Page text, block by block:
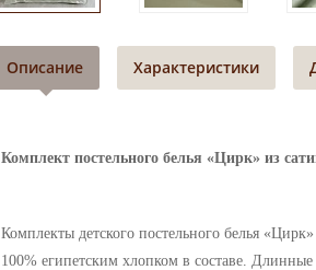
Описание Характеристики
Комплект постельного белья «Цирк» из
Комплекты детского постельного белья «Цирк
100% египетским хлопком в составе. Длинные